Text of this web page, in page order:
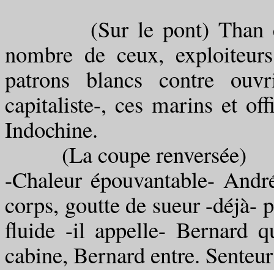
(Sur le pont) Than et
nombre de ceux,
patrons blancs contre
capitaliste-, ces marins et
Indochine.
(La coupe renversée)
-Chaleur épouvantable-
corps, goutte de sueur -déjà-
fluide -il appelle- Bernard
cabine, Bernard entre.